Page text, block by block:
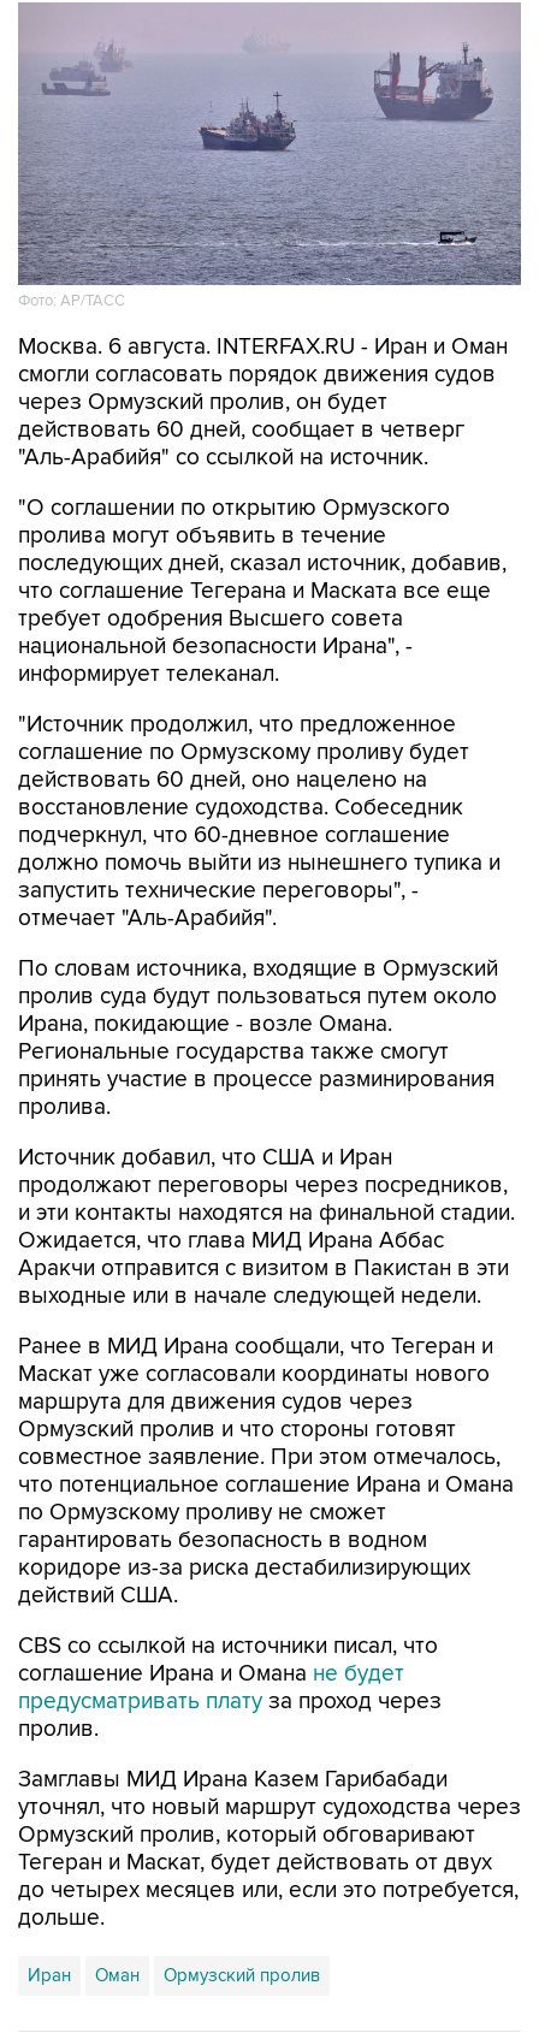
Фото: AP/ТАСС
Москва. 6 августа. INTERFAX.RU - Иран и Оман
смогли согласовать порядок движения судов
через Ормузский пролив, он будет
действовать 60 дней, сообщает в четверг
"Аль-Арабийя" со ссылкой на источник.
"О соглашении по открытию Ормузского
пролива могут объявить в течение
последующих дней, сказал источник, добавив,
что соглашение Тегерана и Маската все еще
требует одобрения Высшего совета
национальной безопасности Ирана", -
информирует телеканал.
"Источник продолжил, что предложенное
соглашение по Ормузскому проливу будет
действовать 60 дней, оно нацелено на
восстановление судоходства. Собеседник
подчеркнул, что 60-дневное соглашение
должно помочь выйти из нынешнего тупика и
запустить технические переговоры", -
отмечает "Аль-Арабийя".
По словам источника, входящие в Ормузский
пролив суда будут пользоваться путем около
Ирана, покидающие - возле Омана.
Региональные государства также смогут
принять участие в процессе разминирования
пролива.
Источник добавил, что США и Иран
продолжают переговоры через посредников,
и эти контакты находятся на финальной стадии.
Ожидается, что глава МИД Ирана Аббас
Аракчи отправится с визитом в Пакистан в эти
выходные или в начале следующей недели.
Ранее в МИД Ирана сообщали, что Тегеран и
Маскат уже согласовали координаты нового
маршрута для движения судов через
Ормузский пролив и что стороны готовят
совместное заявление. При этом отмечалось,
что потенциальное соглашение Ирана и Омана
по Ормузскому проливу не сможет
гарантировать безопасность в водном
коридоре из-за риска дестабилизирующих
действий США.
CBS со ссылкой на источники писал, что
соглашение Ирана и Омана не будет
предусматривать плату за проход через
пролив.
Замглавы МИД Ирана Казем Гарибабади
уточнял, что новый маршрут судоходства через
Ормузский пролив, который обговаривают
Тегеран и Маскат, будет действовать от двух
до четырех месяцев или, если это потребуется,
дольше.
Иран Оман Ормузский пролив